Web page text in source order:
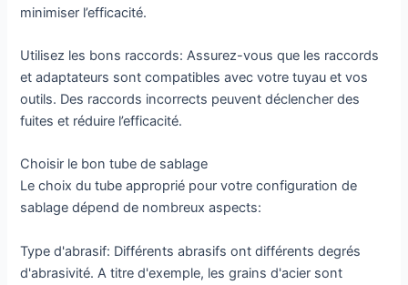
minimiser l’efficacité.
Utilisez les bons raccords: Assurez-vous que les raccords
et adaptateurs sont compatibles avec votre tuyau et vos
outils. Des raccords incorrects peuvent déclencher des
fuites et réduire l’efficacité.
Choisir le bon tube de sablage
Le choix du tube approprié pour votre configuration de
sablage dépend de nombreux aspects:
Type d'abrasif: Différents abrasifs ont différents degrés
d'abrasivité. A titre d'exemple, les grains d'acier sont